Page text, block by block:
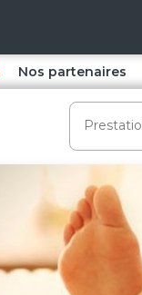
Nos partenaires